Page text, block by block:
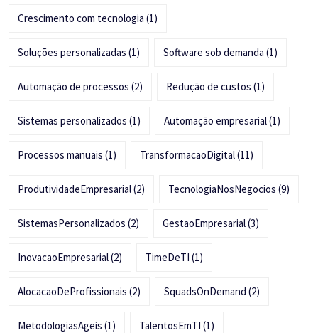
Crescimento com tecnologia (1)
Soluções personalizadas (1) Software sob demanda (1)
Automação de processos (2) Redução de custos (1)
Sistemas personalizados (1) Automação empresarial(1)
Processos manuais (1) TransformacaoDigital(11)
ProdutividadeEmpresarial(2) TecnologiaNosNegocios (9)
SistemasPersonalizados (2) GestaoEmpresarial(3)
InovacaoEmpresarial(2) TimeDeTI (1)
AlocacaoDeProfissionais (2) SquadsOnDemand (2)
MetodologiasAgeis (1) TalentosEmTI (1)